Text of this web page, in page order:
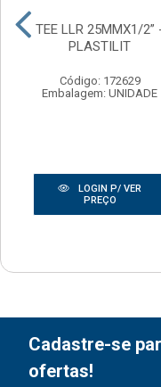
TEE LLR 25MMX1/2”
PLASTILIT
Código: 172629
Embalagem: UNIDADE
LOGIN P/ VER
PREÇO
Cadastre-se
ofertas!